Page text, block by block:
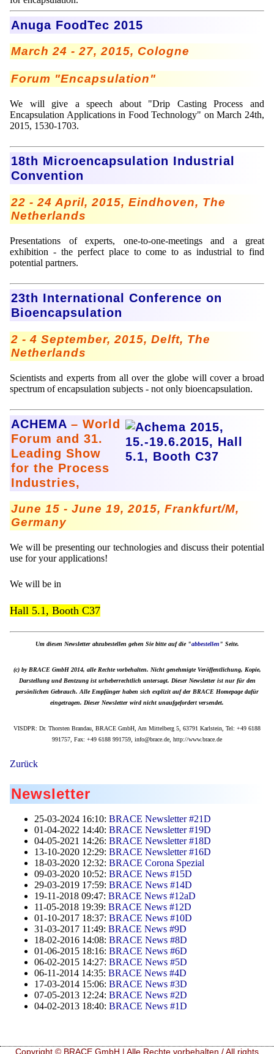
Anuga FoodTec 2015
March 24 - 27, 2015, Cologne
Forum "Encapsulation"
We will give a speech about "Drip Casting Process and
Encapsulation Applications in Food Technology" on March 24th,
2015, 1530-1703.
18th Microencapsulation Industrial
Convention
22 - 24 April, 2015, Eindhoven, The
Netherlands
Presentations of experts, one-to-one-meetings and a great
exhibition - the perfect place to come to as industrial to find
potential partners.
23th International Conference on
Bioencapsulation
2 - 4 September, 2015, Delft, The
Netherlands
Scientists and experts from all over the globe will cover a broad
spectrum of encapsulation subjects - not only bioencapsulation.
ACHEMA – World
Forum and 31.
Leading Show
for the Process
Industries,
June 15 - June 19, 2015, Frankfurt/M,
Germany
We will be presenting our technologies and discuss their potential
use for your applications!
We will be in
Hall 5.1, Booth C37
Um diesen Newsletter abzubestellen gehen Sie bitte auf die "abbestellen" Seite.
(c) by BRACE GmbH 2014, alle Rechte vorbehalten. Nicht genehmigte Veröffentlichung, Kopie,
Darstellung und Bentzung ist urheberrechtlich untersagt. Dieser Newsletter ist nur für den
persönlichen Gebrauch. Alle Empfänger haben sich explizit auf der BRACE Homepage dafür
eingetragen. Dieser Newsletter wird nicht unaufgefordert versendet.
VISDPR: Dr. Thorsten Brandau, BRACE GmbH, Am Mittelberg 5, 63791 Karlstein, Tel: +49 6188
991757, Fax: +49 6188 991759, info@brace.de, http://www.brace.de
Zurück
Newsletter
25-03-2024 16:10: BRACE Newsletter #21D
01-04-2022 14:40: BRACE Newsletter #19D
04-05-2021 14:26: BRACE Newsletter #18D
13-10-2020 12:29: BRACE Newsletter #16D
18-03-2020 12:32: BRACE Corona Spezial
09-03-2020 10:52: BRACE News #15D
29-03-2019 17:59: BRACE News #14D
19-11-2018 09:47: BRACE News #12aD
11-05-2018 19:39: BRACE News #12D
01-10-2017 18:37: BRACE News #10D
31-03-2017 11:49: BRACE News #9D
18-02-2016 14:08: BRACE News #8D
01-06-2015 18:16: BRACE News #6D
06-02-2015 14:27: BRACE News #5D
06-11-2014 14:35: BRACE News #4D
17-03-2014 15:06: BRACE News #3D
07-05-2013 12:24: BRACE News #2D
04-02-2013 18:40: BRACE News #1D
Copyright © BRACE GmbH | Alle Rechte vorbehalten / All rights